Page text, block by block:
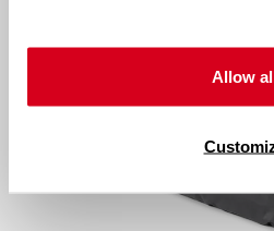
Allow